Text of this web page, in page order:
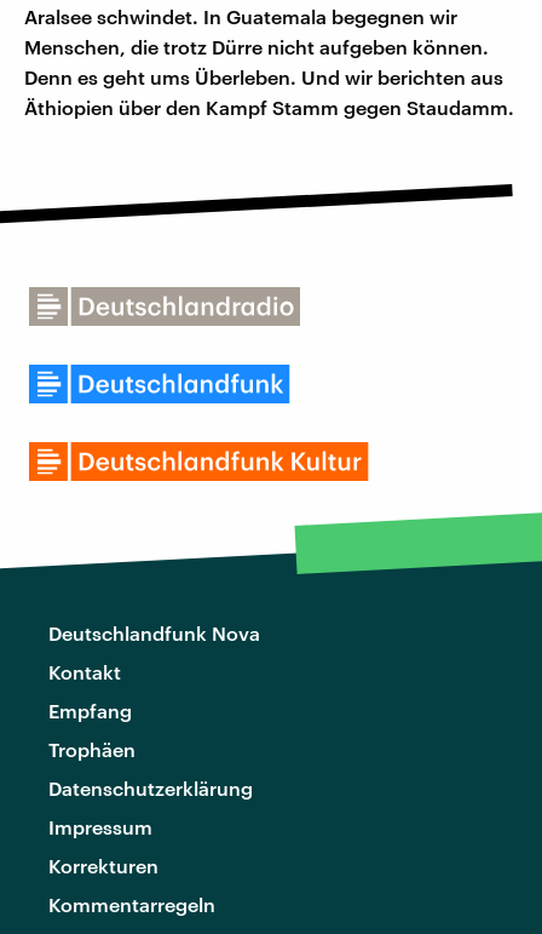
Aralsee schwindet. In Guatemala begegnen wir
Menschen, die trotz Dürre nicht aufgeben können.
Denn es geht ums Überleben. Und wir berichten aus
Äthiopien über den Kampf Stamm gegen Staudamm.
Deutschlandfunk Nova
Kontakt
Empfang
Trophäen
Datenschutzerklärung
Impressum
Korrekturen
Kommentarregeln